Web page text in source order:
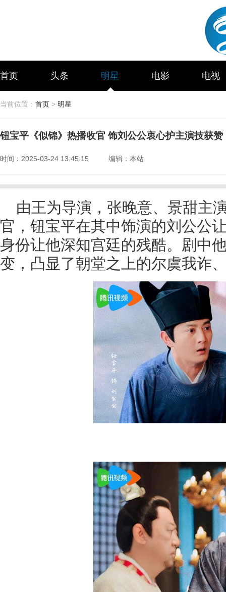
首页 头条 明星 电影 电视
当前位置： 首页 > 明星
钮宝平《似锦》热播收官 饰刘公公衷心护主演技获赞
时间： 2025-03-24 13:45:15 编辑： 本站
由王为导演，张晚意、景甜主
官，钮宝平在其中饰演的刘公公
身份让他深知宫廷的残酷。剧中
变，凸显了朝堂之上的尔虞我诈